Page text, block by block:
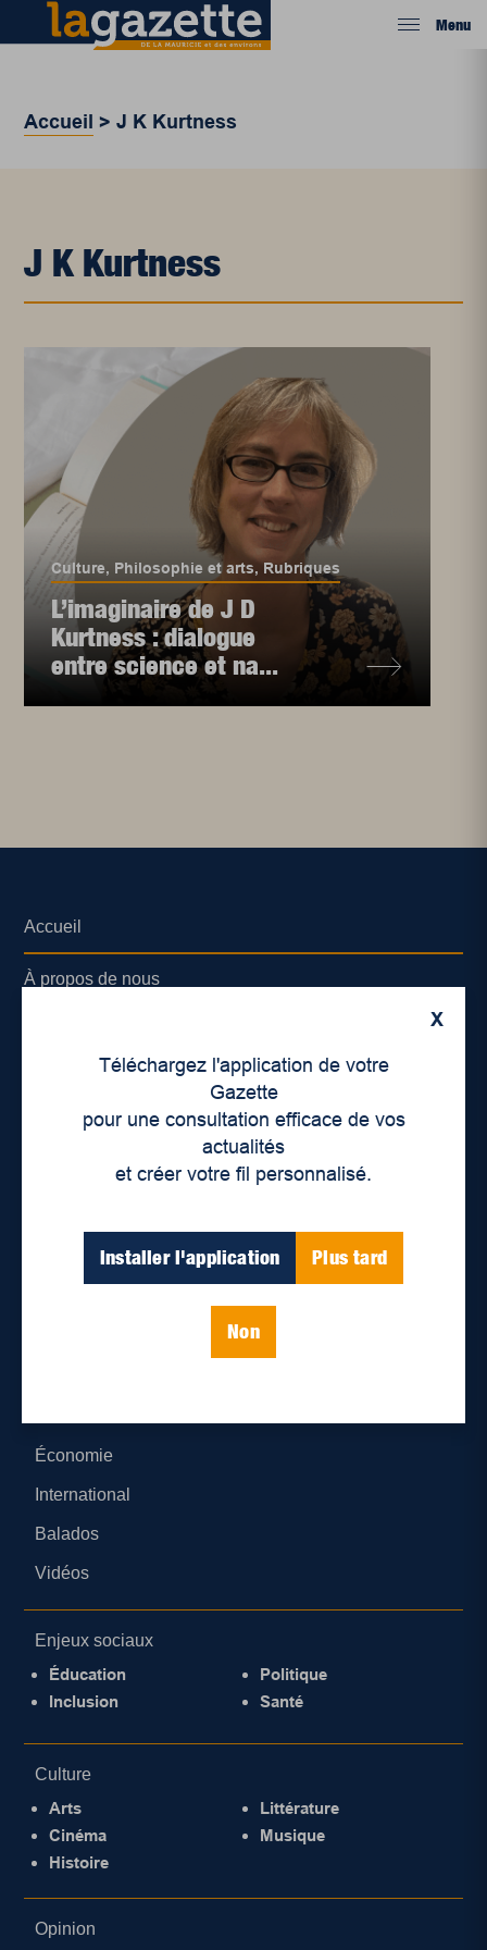
Menu
Accueil >J K Kurtness
J K Kurtness
Culture, Philosophie et arts, Rubriques
L’imaginaire de J D
Kurtness : dialogue
entre science et na...
X
Téléchargez l'application de votre
Gazette
pour une consultation efficace de vos
actualités
et créer votre fil personnalisé.
Installer l'application Plus tard
Non
Accueil
À propos de nous
Lieux de distribution
Économie
International
Balados
Vidéos
Enjeux sociaux
Éducation
Inclusion
Politique
Santé
Culture
Arts
Cinéma
Histoire
Littérature
Musique
Opinion